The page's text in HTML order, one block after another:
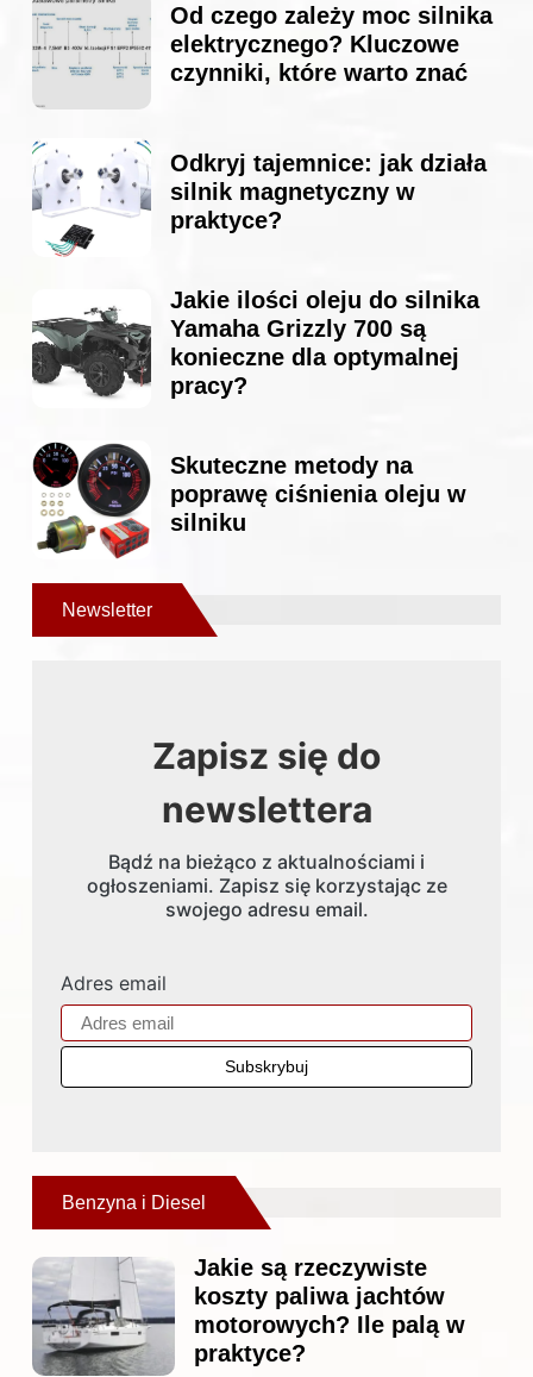
Od czego zależy moc silnika
elektrycznego? Kluczowe
czynniki, które warto znać
Odkryj tajemnice: jak działa
silnik magnetyczny w
praktyce?
Jakie ilości oleju do silnika
Yamaha Grizzly 700 są
konieczne dla optymalnej
pracy?
Skuteczne metody na
poprawę ciśnienia oleju w
silniku
Newsletter
Zapisz się do
newslettera
Bądź na bieżąco z aktualnościami i
ogłoszeniami. Zapisz się korzystając ze
swojego adresu email.
Adres email
Benzyna i Diesel
Jakie są rzeczywiste
koszty paliwa jachtów
motorowych? Ile palą w
praktyce?